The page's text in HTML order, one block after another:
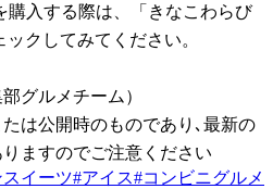
購入する際は、「きなこわらび
クしてみてください。
グルメチーム）
は公開時のものであり､最新の
ますのでご注意ください
イーツ#アイス#コンビニグルメ